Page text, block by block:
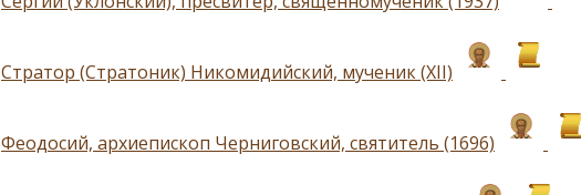
Стратор (Стратоник) Никомидийский, мученик (ХII)
Феодосий, архиепископ Черниговский, святитель (1696)